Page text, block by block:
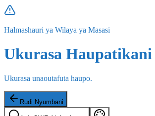
Halmashauri ya Wilaya ya Masasi
Ukurasa Haupatikani
Ukurasa unaoutafuta haupo.
Rudi Nyumbani